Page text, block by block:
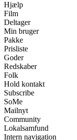
Hjælp
Film
Deltager
Min bruger
Pakke
Prisliste
Goder
Redskaber
Folk
Hold kontakt
Subscribe
SoMe
Mailnyt
Community
Lokalsamfund
Intern navigation